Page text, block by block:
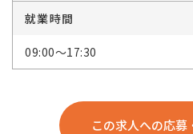
就業時間
09:00～17:30
この求人への応募